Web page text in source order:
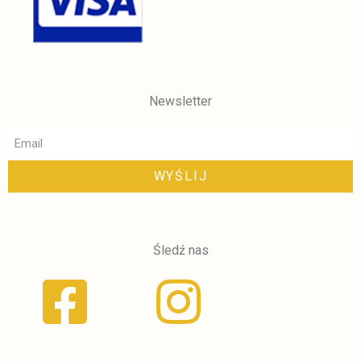
Newsletter
WYŚLIJ
Śledź nas